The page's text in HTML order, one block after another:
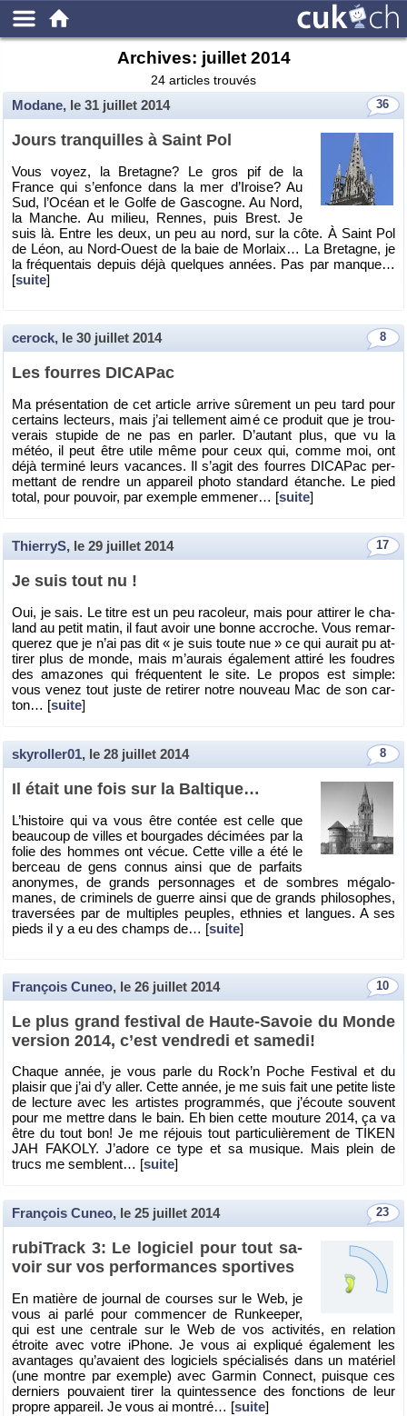
Archives: juillet 2014
24 articles trouvés
36
Modane, le 31 juillet 2014
Jours tran­quilles à Saint Pol
Vous voyez, la Bre­tagne? Le gros pif de la
France qui s’en­fonce dans la mer d’Iroise? Au
Sud, l’Océan et le Golfe de Gas­cogne. Au Nord,
la Manche. Au mi­lieu, Rennes, puis Brest. Je
suis là. Entre les deux, un peu au nord, sur la côte. À Saint Pol
de Léon, au Nord-Ouest de la baie de Mor­laix… La Bre­tagne, je
la fré­quen­tais de­puis déjà quelques an­nées. Pas par manque…
[suite]
8
cerock, le 30 juillet 2014
Les fourres DI­CA­Pac
Ma pré­sen­ta­tion de cet ar­ticle ar­rive sû­re­ment un peu tard pour
cer­tains lec­teurs, mais j’ai tel­le­ment aimé ce pro­duit que je trou­
ve­rais stu­pide de ne pas en par­ler. D’au­tant plus, que vu la
météo, il peut être utile même pour ceux qui, comme moi, ont
déjà ter­miné leurs va­cances. Il s’agit des fourres DI­CA­Pac per­
met­tant de rendre un ap­pa­reil photo stan­dard étanche. Le pied
total, pour pou­voir, par exemple em­me­ner… [suite]
17
ThierryS, le 29 juillet 2014
Je suis tout nu !
Oui, je sais. Le titre est un peu ra­co­leur, mais pour at­ti­rer le cha­
land au petit matin, il faut avoir une bonne ac­croche. Vous re­mar­
que­rez que je n’ai pas dit « je suis toute nue » ce qui au­rait pu at­
ti­rer plus de monde, mais m’au­rais éga­le­ment at­tiré les foudres
des ama­zones qui fré­quentent le site. Le pro­pos est simple:
vous venez tout juste de re­ti­rer notre nou­veau Mac de son car­
ton… [suite]
8
skyroller01, le 28 juillet 2014
Il était une fois sur la Bal­tique…
L’his­toire qui va vous être contée est celle que
beau­coup de villes et bour­gades dé­ci­mées par la
folie des hommes ont vécue. Cette ville a été le
ber­ceau de gens connus ainsi que de par­faits
ano­nymes, de grands per­son­nages et de sombres mé­ga­lo­
manes, de cri­mi­nels de guerre ainsi que de grands phi­lo­sophes,
tra­ver­sées par de mul­tiples peuples, eth­nies et langues. A ses
pieds il y a eu des champs de… [suite]
10
François Cuneo, le 26 juillet 2014
Le plus grand fes­ti­val de Haute-Sa­voie du Monde
ver­sion 2014, c’est ven­dredi et sa­medi!
Chaque année, je vous parle du Ro­ck’n Poche Fes­ti­val et du
plai­sir que j’ai d’y aller. Cette année, je me suis fait une pe­tite liste
de lec­ture avec les ar­tistes pro­gram­més, que j’écoute sou­vent
pour me mettre dans le bain. Eh bien cette mou­ture 2014, ça va
être du tout bon! Je me ré­jouis tout par­ti­cu­liè­re­ment de TIKEN
JAH FA­KOLY. J’adore ce type et sa mu­sique. Mais plein de
trucs me semblent… [suite]
23
François Cuneo, le 25 juillet 2014
ru­bi­Track 3: Le lo­gi­ciel pour tout sa­
voir sur vos per­for­mances spor­tives
En ma­tière de jour­nal de courses sur le Web, je
vous ai parlé pour com­men­cer de Run­kee­per,
qui est une cen­trale sur le Web de vos ac­ti­vi­tés, en re­la­tion
étroite avec votre iPhone. Je vous ai ex­pli­qué éga­le­ment les
avan­tages qu’avaient des lo­gi­ciels spé­cia­li­sés dans un ma­té­riel
(une montre par exemple) avec Gar­min Connect, puisque ces
der­niers pou­vaient tirer la quin­tes­sence des fonc­tions de leur
propre ap­pa­reil. Je vous ai mon­tré… [suite]